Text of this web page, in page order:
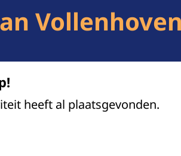
heeft al plaatsgevonden.